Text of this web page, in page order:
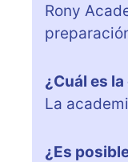
Rony
¿Cuál es
La
¿Es